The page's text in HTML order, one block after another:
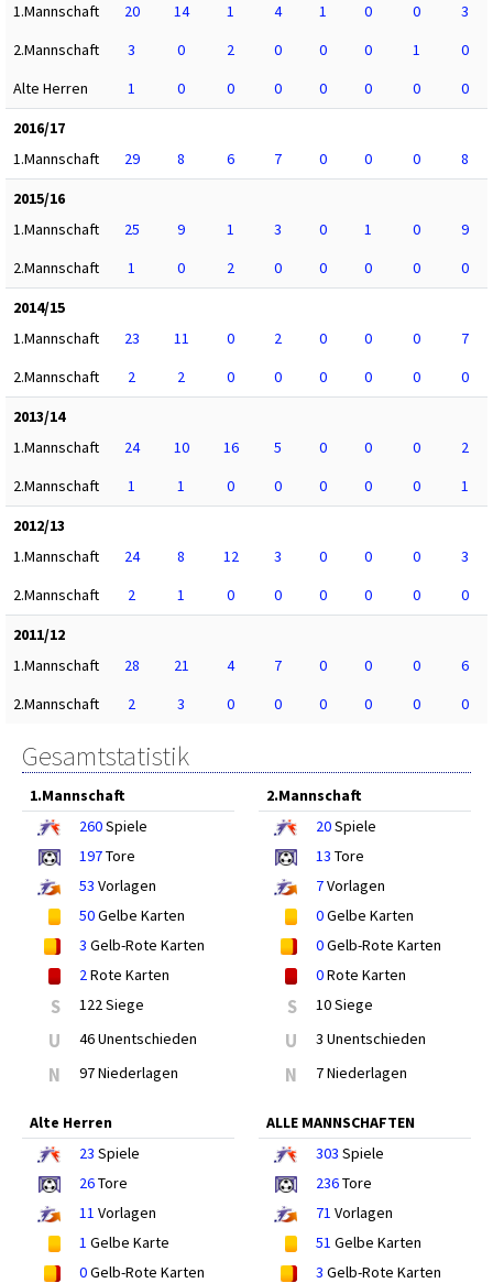
1.Mannschaft
20 14 1 4 1 0 0
3
2.Mannschaft
3 0 2 0 0 0 1
0
Alte Herren
1 0 0 0 0 0 0
0
2016/17
1.Mannschaft
29 8 6 7 0 0 0
8
2015/16
1.Mannschaft
25 9 1 3 0 1 0
9
2.Mannschaft
1 0 2 0 0 0 0
0
2014/15
1.Mannschaft
23 11 0 2 0 0 0
7
2.Mannschaft
2 2 0 0 0 0 0
0
2013/14
1.Mannschaft
24 10 16 5 0 0 0
2
2.Mannschaft
1 1 0 0 0 0 0
1
2012/13
1.Mannschaft
24 8 12 3 0 0 0
3
2.Mannschaft
2 1 0 0 0 0 0
0
2011/12
1.Mannschaft
28 21 4 7 0 0 0
6
2.Mannschaft
2 3 0 0 0 0 0 0
Gesamtstatistik
1.Mannschaft
260Spiele
197Tore
53 Vorlagen
50Gelbe Karten
3 Gelb-Rote Karten
2Rote Karten
S 122 Siege
U 46 Unentschieden
N 97 Niederlagen
2.Mannschaft
20Spiele
13 Tore
7Vorlagen
0Gelbe Karten
0Gelb-Rote Karten
0Rote Karten
S 10 Siege
U 3 Unentschieden
N 7 Niederlagen
Alte Herren
23 Spiele
26Tore
11 Vorlagen
1 Gelbe Karte
0Gelb-Rote Karten
ALLE MANNSCHAFTEN
303 Spiele
236Tore
71 Vorlagen
51 Gelbe Karten
3 Gelb-Rote Karten